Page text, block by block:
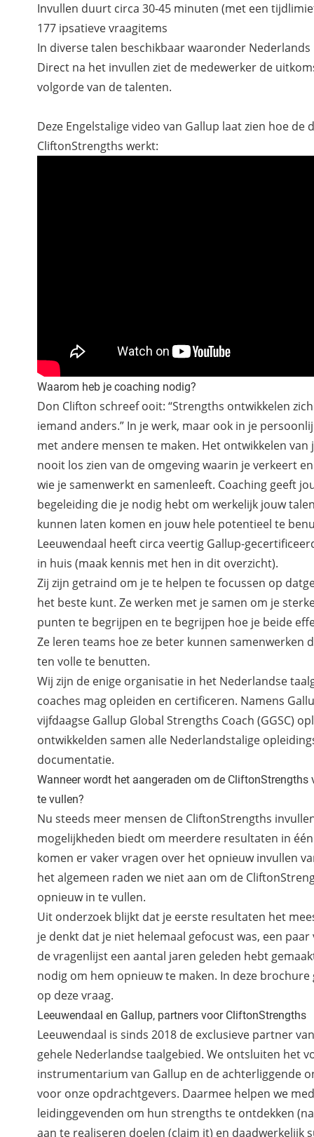
Invullen duurt circa 30-45 minuten (met een
177 ipsatieve vraagitems
In diverse talen beschikbaar waaronder Nederlands
Direct na het invullen ziet de medewerker de
volgorde van de talenten.
Deze Engelstalige video van Gallup laat zien hoe de
CliftonStrengths werkt:
Waarom heb je coaching nodig?
Don Clifton schreef ooit: “Strengths ontwikkelen
iemand anders.” In je werk, maar ook in je
met andere mensen te maken. Het ontwikkelen
nooit los zien van de omgeving waarin je verkeert
wie je samenwerkt en samenleeft. Coaching geeft
begeleiding die je nodig hebt om werkelijk jouw
kunnen laten komen en jouw hele potentieel te
Leeuwendaal heeft circa veertig Gallup-
in huis (maak kennis met hen in dit overzicht).
Zij zijn getraind om je te helpen te focussen op
het beste kunt. Ze werken met je samen om je
punten te begrijpen en te begrijpen hoe je beide
Ze leren teams hoe ze beter kunnen samenwerken
ten volle te benutten.
Wij zijn de enige organisatie in het Nederlandse
coaches mag opleiden en certificeren. Namens
vijfdaagse Gallup Global Strengths Coach (GGSC)
ontwikkelden samen alle Nederlandstalige
documentatie.
Wanneer wordt het aangeraden om de
te vullen?
Nu steeds meer mensen de CliftonStrengths
mogelijkheden biedt om meerdere resultaten in
komen er vaker vragen over het opnieuw invullen
het algemeen raden we niet aan om de
opnieuw in te vullen.
Uit onderzoek blijkt dat je eerste resultaten het
je denkt dat je niet helemaal gefocust was, een
de vragenlijst een aantal jaren geleden hebt
nodig om hem opnieuw te maken. In deze brochure
op deze vraag.
Leeuwendaal en Gallup, partners voor CliftonStrengths
Leeuwendaal is sinds 2018 de exclusieve partner
gehele Nederlandse taalgebied. We ontsluiten het
instrumentarium van Gallup en de achterliggende
voor onze opdrachtgevers. Daarmee helpen we
leidinggevenden om hun strengths te ontdekken
aan te realiseren doelen (claim it) en daadwerkelijk